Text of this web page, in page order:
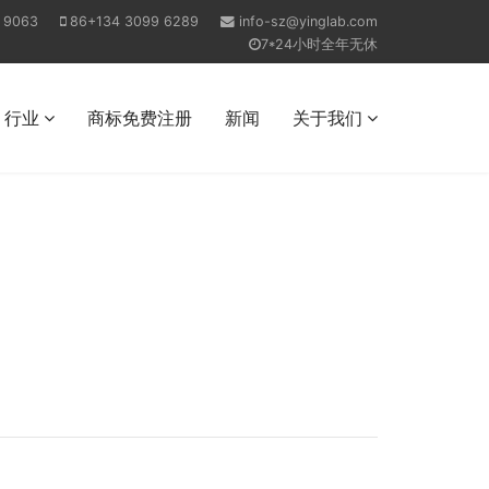
86+134 3099 6289
info-sz@yinglab.com
7*24小时全年无休
行业 商标免费注册 新闻 关于我们